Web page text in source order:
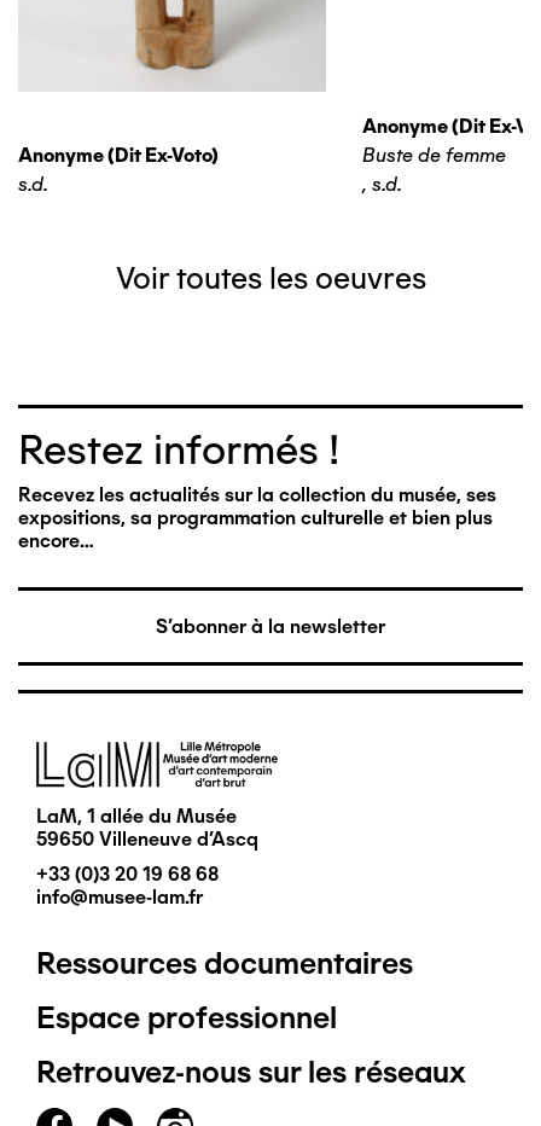
Anonyme (dit Ex-Voto)
s.d.
Anonyme (dit Ex-
Buste de femme
, s.d.
Voir toutes les oeuvres
Restez informés !
Recevez les actualités sur la collection du musée, ses
expositions, sa programmation culturelle et bien plus
encore…
S'abonner à la newsletter
Image
LaM, 1 allée du Musée
59650 Villeneuve d'Ascq
+33 (0)3 20 19 68 68
info@musee-lam.fr
Pied
de
page
Ressources documentaires
Espace professionnel
Retrouvez-nous sur les réseaux